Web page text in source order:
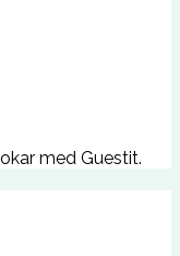
med Guestit.